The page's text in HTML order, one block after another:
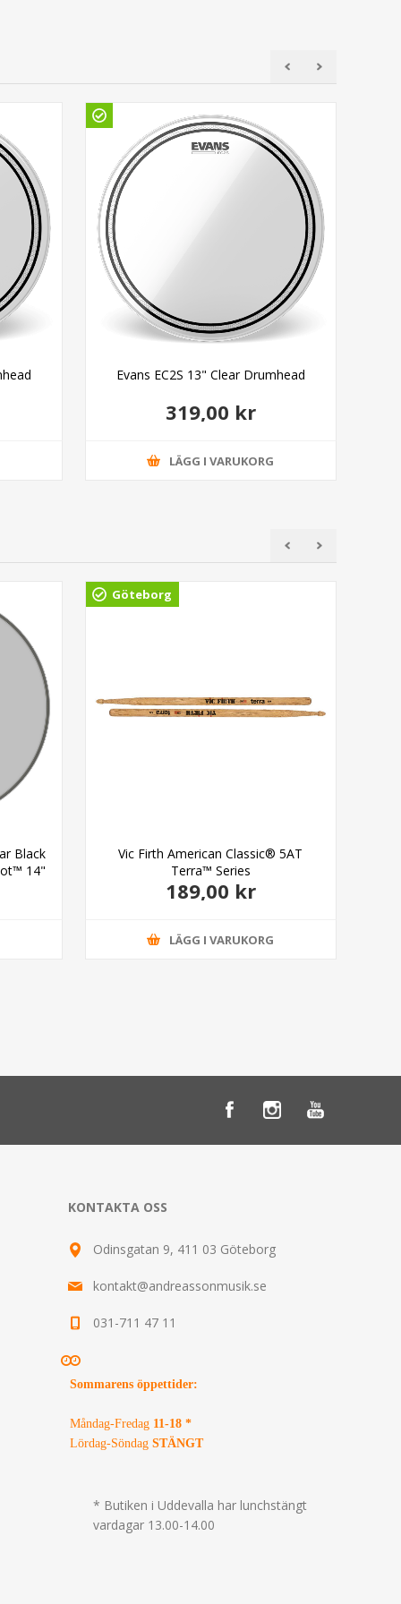
Evans EC2S 13" Clear Drumhead
319,00 kr
LÄGG I VARUKORG
Black
14"
Göteborg
Vic Firth American Classic® 5AT
Terra™ Series
189,00 kr
LÄGG I VARUKORG
KONTAKTA OSS
Odinsgatan 9, 411 03 Göteborg
kontakt@andreassonmusik.se
031-711 47 11
Sommarens öppettider:
Måndag-Fredag 11-18 *
Lördag-Söndag STÄNGT
* Butiken i Uddevalla har lunchstängt
vardagar 13.00-14.00